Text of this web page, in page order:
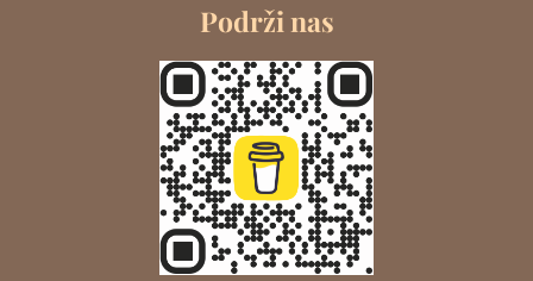
Podrži nas